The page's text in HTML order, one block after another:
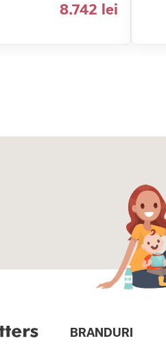
8.742 lei
BRANDURI